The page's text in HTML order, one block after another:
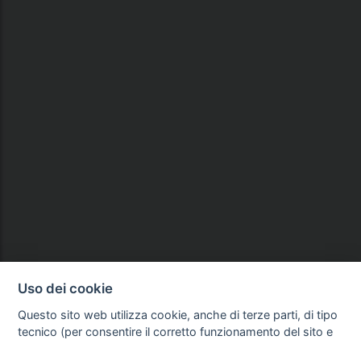
Uso dei cookie
Questo sito web utilizza cookie, anche di terze parti, di tipo
tecnico (per consentire il corretto funzionamento del sito e